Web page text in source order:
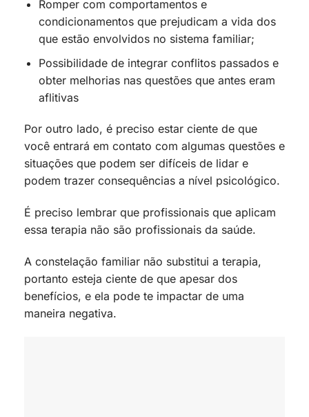
Romper com comportamentos e
condicionamentos que prejudicam a vida dos
que estão envolvidos no sistema familiar;
Possibilidade de integrar conflitos passados e
obter melhorias nas questões que antes eram
aflitivas
Por outro lado, é preciso estar ciente de que
você entrará em contato com algumas questões e
situações que podem ser difíceis de lidar e
podem trazer consequências a nível psicológico.
É preciso lembrar que profissionais que aplicam
essa terapia não são profissionais da saúde.
A constelação familiar não substitui a terapia,
portanto esteja ciente de que apesar dos
benefícios, e ela pode te impactar de uma
maneira negativa.